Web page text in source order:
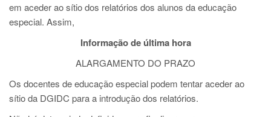
em aceder ao sítio dos relatórios dos alunos da educação
especial. Assim,
Informação de última hora
ALARGAMENTO DO PRAZO
Os docentes de educação especial podem tentar aceder ao
sítio da DGIDC para a introdução dos relatórios.